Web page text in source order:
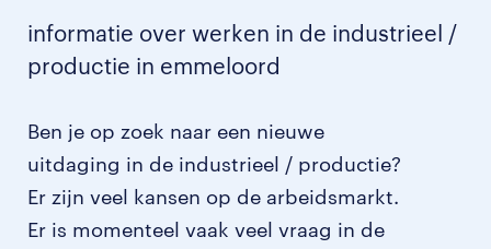
informatie over werken in de industrieel /
productie in emmeloord
Ben je op zoek naar een nieuwe
uitdaging in de industrieel / productie?
Er zijn veel kansen op de arbeidsmarkt.
Er is momenteel vaak veel vraag in de